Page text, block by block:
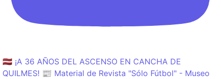
🇱🇻 ¡A 36 AÑOS DEL ASCENSO EN CANCHA DE
QUILMES! 📰 Material de Revista "Sólo Fútbol" - Museo